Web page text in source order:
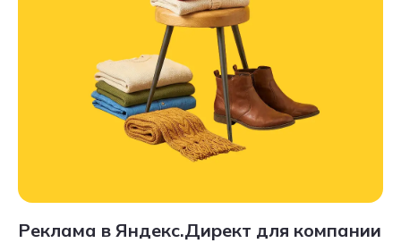
Реклама в Яндекс.Директ для компании